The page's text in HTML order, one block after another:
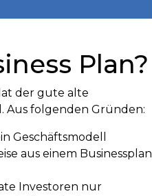
Plan?
der gute alte
Aus folgenden Gründen:
Geschäftsmodell
aus einem Businessplan
Investoren nur